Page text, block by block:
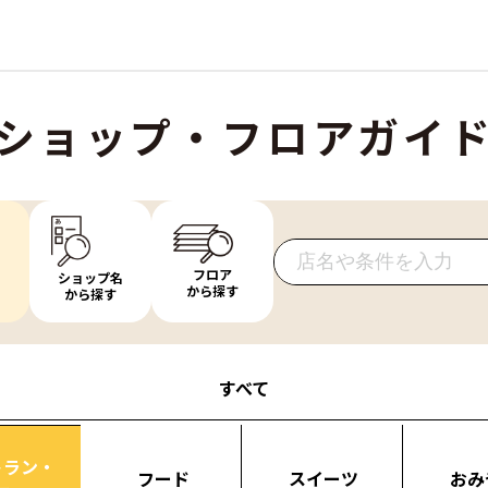
ョップ・フロアガイ
ショップ名
から探す
フロア
から探す
すべて
ン・
フード スイーツ お